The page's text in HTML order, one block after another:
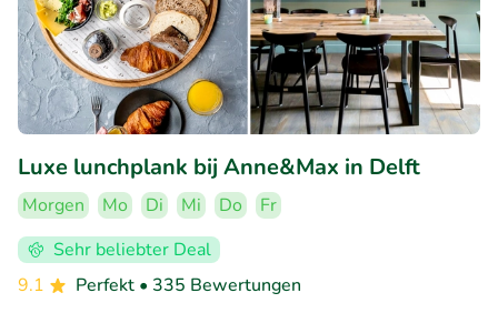
Luxe lunchplank bij Anne&Max in Delft
Morgen Mo Di Mi Do
Fr
Sehr beliebter Deal
9.1
Perfekt • 335 Bewertungen